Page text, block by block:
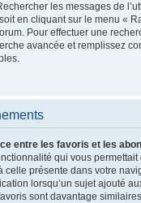
les messages de
en cliquant sur le menu «
Pour effectuer une
avancée et remplissez
entre les favoris et les
qui vous permettait
celle présente dans votre
lorsqu’un sujet ajouté
sont davantage